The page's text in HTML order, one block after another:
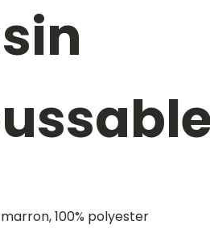
100% polyester